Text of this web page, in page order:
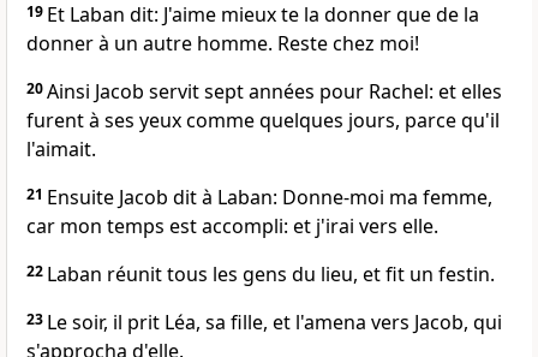
19 Et Laban dit: J'aime mieux te la donner que de la
donner à un autre homme. Reste chez moi!
20Ainsi Jacob servit sept années pour Rachel: et elles
furent à ses yeux comme quelques jours, parce qu'il
l'aimait.
21 Ensuite Jacob dit à Laban: Donne-moi ma femme,
car mon temps est accompli: et j'irai vers elle.
22 Laban réunit tous les gens du lieu, et fit un festin.
23 Le soir, il prit Léa, sa fille, et l'amena vers Jacob, qui
s'approcha d'elle.